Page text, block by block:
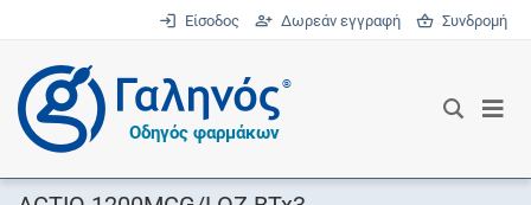
Είσοδος Δωρεάν εγγραφή Συνδρομή
®
Οδηγός φαρμάκων